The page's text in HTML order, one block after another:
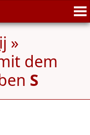
»
dem
S